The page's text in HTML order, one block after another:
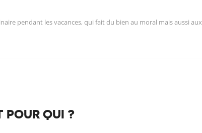
pendant les vacances, qui fait du bien au moral mais aussi aux
POUR QUI ?